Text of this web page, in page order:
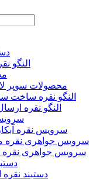
النگو
محصولات سوپر
النگو نقره ساخت
النگو نقره
سرویس نقره
سرویس جواهری نقره
سرویس جواهری نقره
دستبند نقره